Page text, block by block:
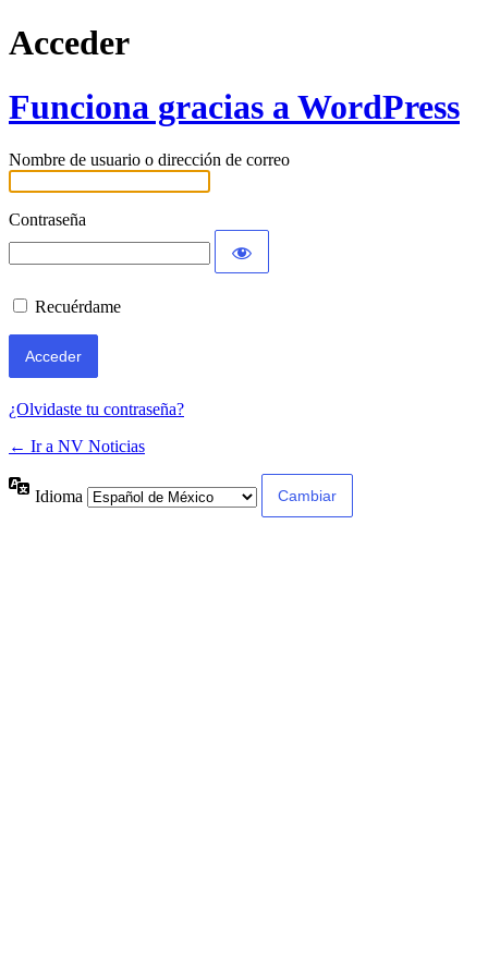
Acceder
Funciona gracias a WordPress
Nombre de usuario o dirección de correo
Contraseña
Recuérdame
¿Olvidaste tu contraseña?
← Ir a NV Noticias
Idioma